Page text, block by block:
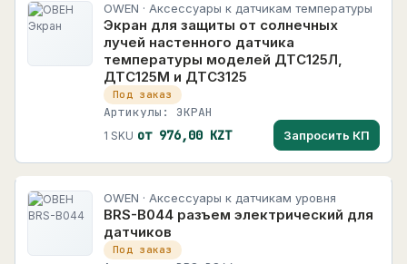
OWEN · Аксессуары к датчикам температуры
Экран для защиты от солнечных
лучей настенного датчика
температуры моделей ДТС125Л,
ДТС125М и ДТС3125
Под заказ
Артикулы: ЭКРАН
1 SKU от 976,00 KZT Запросить КП
OWEN · Аксессуары к датчикам уровня
BRS-B044 разъем электрический для
датчиков
Под заказ